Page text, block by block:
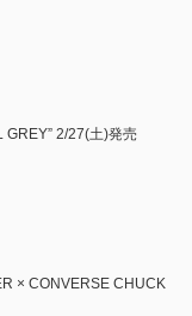
GREY” 2/27(土)発売
× CONVERSE CHUCK